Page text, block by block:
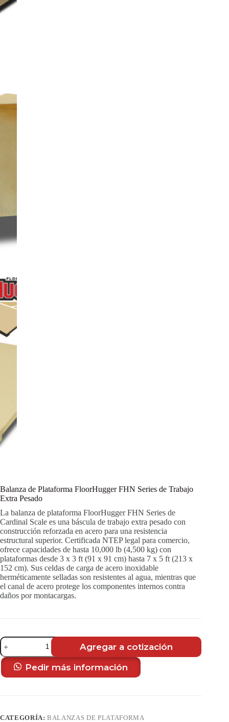
Balanza de Plataforma FloorHugger FHN Series de Trabajo
Extra Pesado
La balanza de plataforma FloorHugger FHN Series de
Cardinal Scale es una báscula de trabajo extra pesado con
construcción reforzada en acero para una resistencia
estructural superior. Certificada NTEP legal para comercio,
ofrece capacidades de hasta 10,000 lb (4,500 kg) con
plataformas desde 3 x 3 ft (91 x 91 cm) hasta 7 x 5 ft (213 x
152 cm). Sus celdas de carga de acero inoxidable
herméticamente selladas son resistentes al agua, mientras que
el canal de acero protege los componentes internos contra
daños por montacargas.
Balanza
de
Plataforma
FloorHugger
FHN
Pesado
Agregar a cotización
Pedir más información
CATEGORÍA:BALANZAS DE PLATAFORMA